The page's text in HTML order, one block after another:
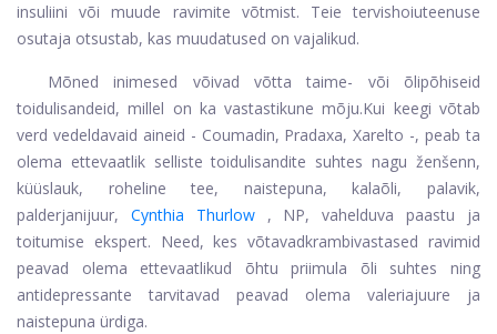
insuliini või muude ravimite võtmist. Teie tervishoiuteenuse
osutaja otsustab, kas muudatused on vajalikud.
Mõned inimesed võivad võtta taime- või õlipõhiseid
toidulisandeid, millel on ka vastastikune mõju.Kui keegi võtab
verd vedeldavaid aineid - Coumadin, Pradaxa, Xarelto -, peab ta
olema ettevaatlik selliste toidulisandite suhtes nagu ženšenn,
küüslauk, roheline tee, naistepuna, kalaõli, palavik,
palderjanijuur,
Cynthia Thurlow
, NP, vahelduva paastu ja
toitumise ekspert. Need, kes võtavadkrambivastased ravimid
peavad olema ettevaatlikud õhtu priimula õli suhtes ning
antidepressante tarvitavad peavad olema valeriajuure ja
naistepuna ürdiga.